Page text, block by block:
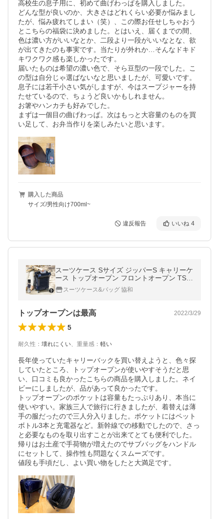
高校生の息子用に、初めて曲げわっぱを購入しました。
どんな型が良いのか、大きさはどれくらい必要か悩みまし
たが、悩み疲れてしまい（笑）、この際お任せしちゃおう
とこちらの福袋に決めました。とはいえ、届くまでの間、
色は濃い方がいいなとか、二段より一段がいいなとな、欲
が出てきたのも事実です。当たりが外れか…そんなドキド
キワクワク感も楽しかったです。
届いたものは希望の濃い色で、そら豆型の一段でした。こ
の型は自分じゃ選ばないなと思いましたが、可愛いです。
息子には若干小さい気がしますが、今はスープジャーを持
たせているので、ちょうど良いかもしれません。
お箸やハンカチも好みでした。
まずは一個目の曲げわっぱ。次はもっと大容量のものを買
い足して、お弁当作りを楽しみたいと思います。
購入した商品
サイズ/男性向け700ml~
違反報告 いいね 4
スーツケース Sサイズ ジッパーS キャリーケ
ース トップオープン フロントオープン TSA
ロック ファスナー 機内持込 機内持ち込み 4
輪 TRAVELIST 2泊3日 WEB限定
スーツケース&バッグ 協和
トップオープンは最高 2022/3/29
5
耐久性 ： 壊れにくい、 重量感 ： 軽い
長年使っていたキャリーバックを買い替えようと、色々探
していたところ、トップオープンが使いやすそうだと思
い、口コミも良かったこちらの商品を購入しました。ネイ
ビーにしましたが、品があって良かったです。
トップオープンのポケットは容量もたっぷりあり、本当に
使いやすい。家族三人で旅行に行きましたが、着替えは薄
手の服だったので三人分入りました。ポケットにはペット
ボトル3本と充電器など。新幹線での移動でしたので、さっ
と必要なものを取り出すことが出来てとても便利でした。
帰りはお土産で手荷物が増えたのでサブバッグをハンドル
にセットして、操作性も問題なくスムーズです。
値段も手頃だし、よい買い物をしたと大満足です。